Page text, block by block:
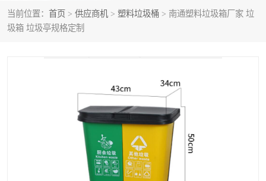
当前位置： 首页 > 供应商机 > 塑料垃圾桶 > 南通塑料垃圾箱厂家 垃
圾箱 垃圾亭规格定制
防疫岗亭 吸烟岗亭